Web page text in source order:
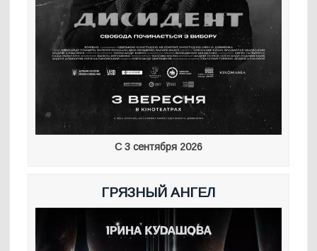
С 3 сентября 2026
ГРЯЗНЫЙ АНГЕЛ